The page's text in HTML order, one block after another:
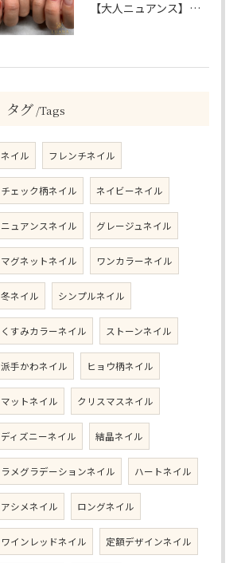
【大人ニュアンス】マグネット×ぷっくりミラーのニュアンスデザイン
タグ Tags
ネイル フレンチネイル
チェック柄ネイル ネイビーネイル
ニュアンスネイル グレージュネイル
マグネットネイル ワンカラーネイル
冬ネイル シンプルネイル
くすみカラーネイル ストーンネイル
派手かわネイル ヒョウ柄ネイル
マットネイル クリスマスネイル
ディズニーネイル 結晶ネイル
ラメグラデーションネイル ハートネイル
アシメネイル ロングネイル
ワインレッドネイル 定額デザインネイル